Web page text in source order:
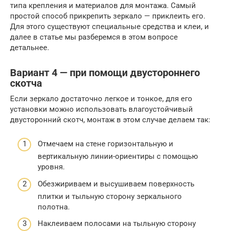
типа крепления и материалов для монтажа. Самый
простой способ прикрепить зеркало — приклеить его.
Для этого существуют специальные средства и клеи, и
далее в статье мы разберемся в этом вопросе
детальнее.
Вариант 4 — при помощи двустороннего
скотча
Если зеркало достаточно легкое и тонкое, для его
установки можно использовать влагоустойчивый
двусторонний скотч, монтаж в этом случае делаем так:
Отмечаем на стене горизонтальную и
вертикальную линии-ориентиры с помощью
уровня.
Обезжириваем и высушиваем поверхность
плитки и тыльную сторону зеркального
полотна.
Наклеиваем полосами на тыльную сторону